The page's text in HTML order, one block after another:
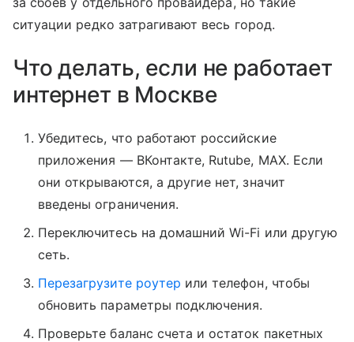
ситуации редко затрагивают весь город.
Что делать, если не работает
интернет в Москве
Убедитесь, что работают российские
приложения — ВКонтакте, Rutube, MAX. Если
они открываются, а другие нет, значит
введены ограничения.
Переключитесь на домашний Wi-Fi или другую
сеть.
Перезагрузите роутер или телефон, чтобы
обновить параметры подключения.
Проверьте баланс счета и остаток пакетных